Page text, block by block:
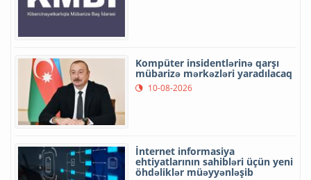
Kompüter insidentlərinə qarşı
mübarizə mərkəzləri yaradılacaq
10-08-2026
İnternet informasiya
ehtiyatlarının sahibləri üçün yeni
öhdəliklər müəyyənləşib